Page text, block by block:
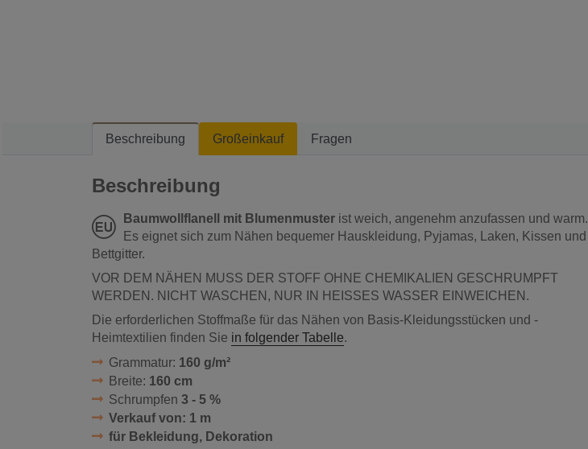
Beschreibung Großeinkauf Fragen
Beschreibung
Baumwollflanell mit Blumenmuster ist weich, angenehm anzufassen und warm.
Es eignet sich zum Nähen bequemer Hauskleidung, Pyjamas, Laken, Kissen und
Bettgitter.
VOR DEM NÄHEN MUSS DER STOFF OHNE CHEMIKALIEN GESCHRUMPFT
WERDEN. NICHT WASCHEN, NUR IN HEISSES WASSER EINWEICHEN.
Die erforderlichen Stoffmaße für das Nähen von Basis-Kleidungsstücken und -
Heimtextilien finden Sie in folgender Tabelle.
Grammatur: 160 g/m²
Breite: 160 cm
Schrumpfen 3 - 5 %
Verkauf von: 1 m
für Bekleidung, Dekoration